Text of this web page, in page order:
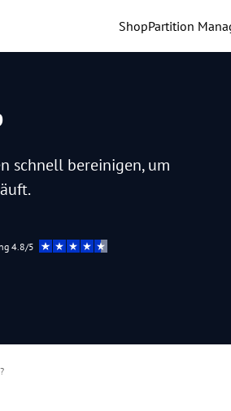
ShopPartition
schnell bereinigen, um
4.8/5